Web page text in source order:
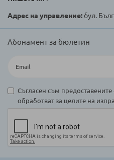
Адрес на управление:бул.
Абонамент за бюлетин
Съгласен съм
обработват за целите на